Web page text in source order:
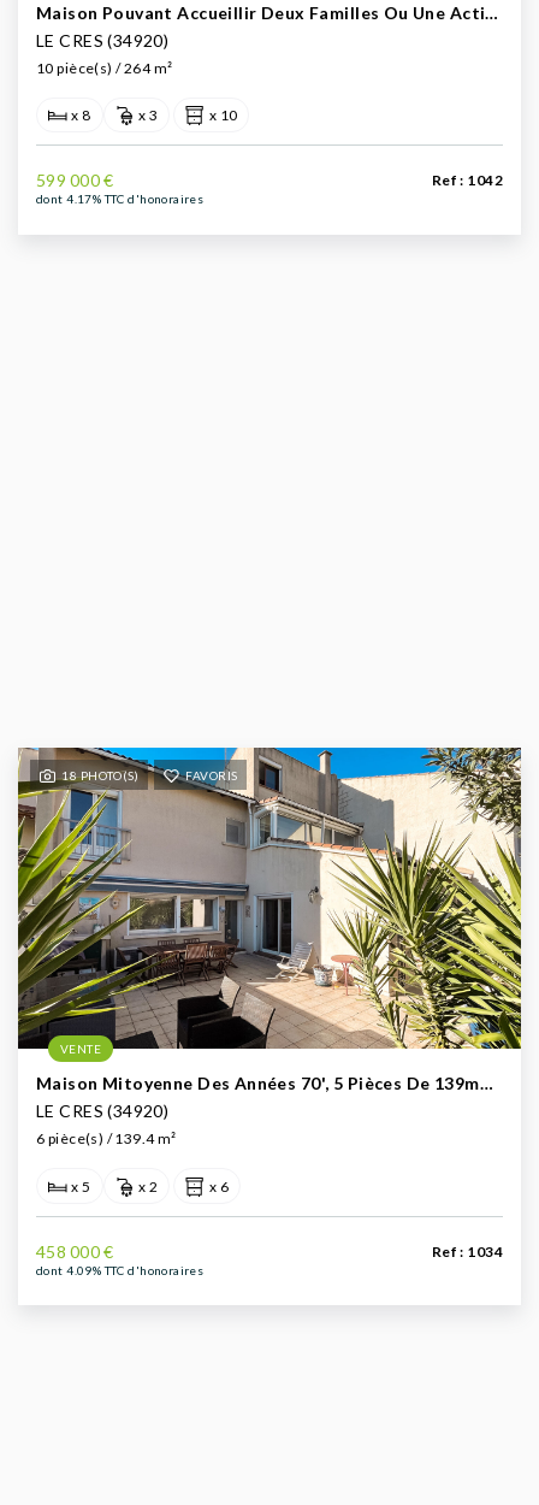
Maison Pouvant Accueillir Deux Familles Ou Une Activité Professionnelle Et Appartements Indépendants, Offrant 264m2/h, À Vendre - Le Crès (proche Montpellier)
LE CRES (34920)
10 pièce(s) / 264 m²
x 3 x 10
x 8
599 000 €
dont 4.17% TTC d'honoraires
Ref : 1042
18 PHOTO(S) FAVORIS
VENTE
Maison Mitoyenne Des Années 70', 5 Pièces De 139m2 À Vendre - Le Crès (proche Montpellier)
LE CRES (34920)
6 pièce(s) / 139.4 m²
x 2 x 6
x 5
458 000 €
dont 4.09% TTC d'honoraires
Ref : 1034